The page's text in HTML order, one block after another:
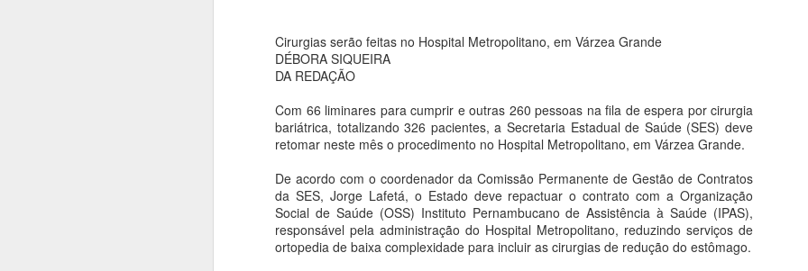
Cirurgias serão feitas no Hospital Metropolitano, em Várzea Grande
DÉBORA SIQUEIRA
DA REDAÇÃO
Com 66 liminares para cumprir e outras 260 pessoas na fila de espera por cirurgia
bariátrica, totalizando 326 pacientes, a Secretaria Estadual de Saúde (SES) deve
retomar neste mês o procedimento no Hospital Metropolitano, em Várzea Grande.
De acordo com o coordenador da Comissão Permanente de Gestão de Contratos
da SES, Jorge Lafetá, o Estado deve repactuar o contrato com a Organização
Social de Saúde (OSS) Instituto Pernambucano de Assistência à Saúde (IPAS),
responsável pela administração do Hospital Metropolitano, reduzindo serviços de
ortopedia de baixa complexidade para incluir as cirurgias de redução do estômago.
4
SES-MT REFORMA
EM CENTRAL DE
DISTRIBUIÇÃO DE
VACINAS DE BARRA